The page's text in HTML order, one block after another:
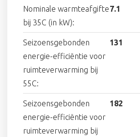
Nominale warmteafgifte
bij 35C (in kW):
7.1
Seizoensgebonden
energie-efficiëntie voor
ruimteverwarming bij
55C:
131
Seizoensgebonden
energie-efficiëntie voor
ruimteverwarming bij
182